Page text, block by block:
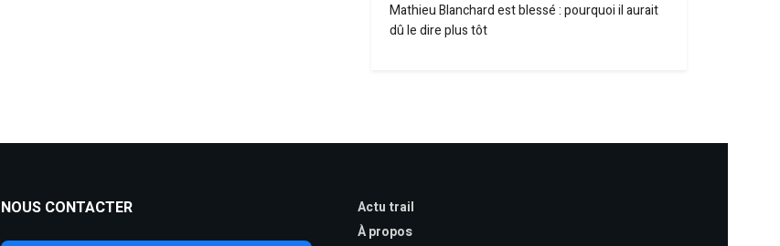
Mathieu Blanchard est blessé : pourquoi il aurait
dû le dire plus tôt
NOUS CONTACTER
Actu trail
À propos